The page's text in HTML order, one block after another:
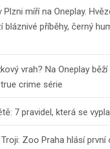
Plzni míří na Oneplay.
bláznivé příběhy, černý
vrah? Na Oneplay
crime série
7 pravidel, která se
Zoo Praha hlásí první